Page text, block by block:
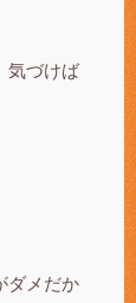
気づけば
ダメだか